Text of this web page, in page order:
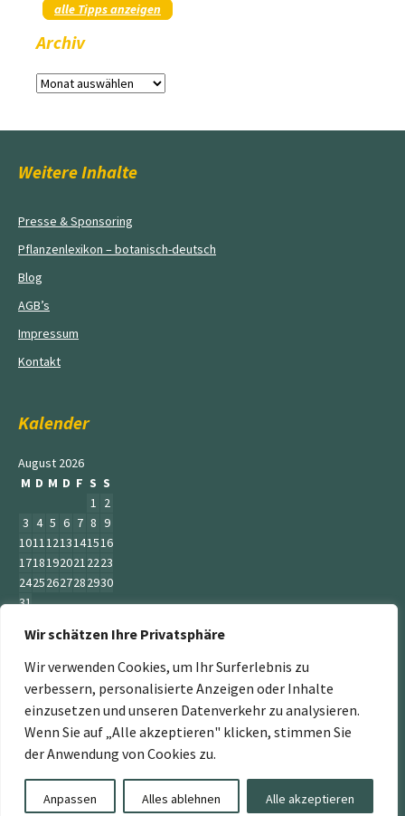
Wir schätzen Ihre Privatsphäre
Wir verwenden Cookies, um Ihr Surferlebnis zu
verbessern, personalisierte Anzeigen oder Inhalte
einzusetzen und unseren Datenverkehr zu analysieren.
Wenn Sie auf „Alle akzeptieren" klicken, stimmen Sie
der Anwendung von Cookies zu.
Anpassen Alles ablehnen Alle akzeptieren
alle Tipps anzeigen
Archiv
Archiv
Weitere Inhalte
Presse & Sponsoring
Pflanzenlexikon – botanisch-deutsch
Blog
AGB’s
Impressum
Kontakt
Kalender
August 2026
M D M D F S S
1 2
3 4 5 6 7 8 9
10111213141516
17181920212223
24252627282930
31
« Juni
„Der Service Gärtner“ ist ein Teil der Jumbogras &
Energiepflanzen GmbH. Weitere Mitglieder sind:
www.energiepflanzen.com,www.jumbograshecke.com,
www.Jumbogras-Tier.Shop